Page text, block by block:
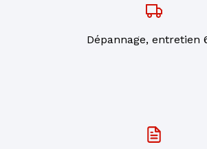
Dépannage, entretien